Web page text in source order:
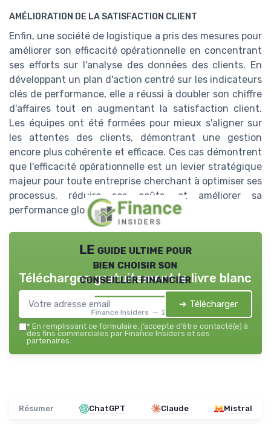
AMÉLIORATION DE LA SATISFACTION CLIENT
Enfin, une société de logistique a pris des mesures pour
améliorer son efficacité opérationnelle en concentrant
ses efforts sur l'analyse des données des clients. En
développant un plan d'action centré sur les indicateurs
clés de performance, elle a réussi à doubler son chiffre
d'affaires tout en augmentant la satisfaction client.
Les équipes ont été formées pour mieux s'aligner sur
les attentes des clients, démontrant une gestion
encore plus cohérente et efficace. Ces cas démontrent
que l'efficacité opérationnelle est un levier stratégique
majeur pour toute entreprise cherchant à optimiser ses
processus, réduire ses coûts, et améliorer sa
performance globale.
LE guide ultime pour
bien choisir son
conseiller financier
Finance Insiders — 2026
Téléchargez gratuitement le livre blanc
➔ Télécharger
* En remplissant ce formulaire, j’accepte d’être contacté(e) à
des fins commerciales par Finance Insiders et ses
partenaires.
Résumer ChatGPT Claude Mistral